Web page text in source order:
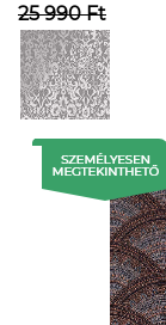
25 990 Ft